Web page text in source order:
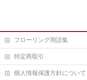
フローリング用語集
特定商取引
個人情報保護方針について